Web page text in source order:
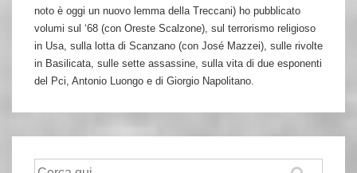
noto è oggi un nuovo lemma della Treccani) ho pubblicato
volumi sul ‘68 (con Oreste Scalzone), sul terrorismo religioso
in Usa, sulla lotta di Scanzano (con José Mazzei), sulle rivolte
in Basilicata, sulle sette assassine, sulla vita di due esponenti
del Pci, Antonio Luongo e di Giorgio Napolitano.
Cerca: